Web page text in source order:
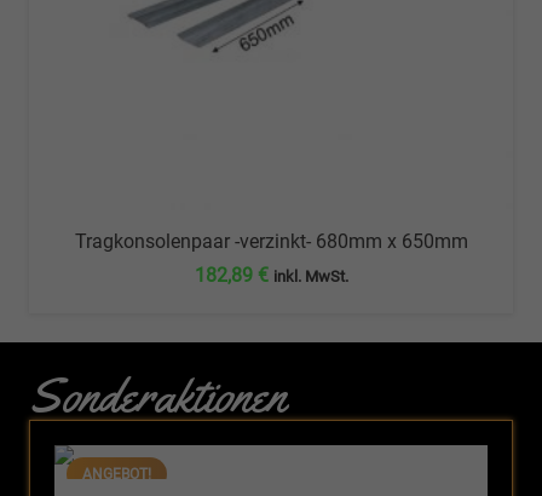
Tragkonsolenpaar -verzinkt- 680mm x 650mm
182,89 € inkl. MwSt.
Sonderaktionen
ANGEBOT!